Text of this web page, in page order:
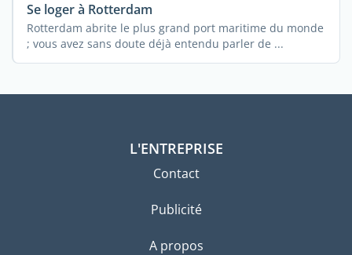
Se loger à Rotterdam
Rotterdam abrite le plus grand port maritime du monde
; vous avez sans doute déjà entendu parler de ...
L'ENTREPRISE
Contact
Publicité
A propos